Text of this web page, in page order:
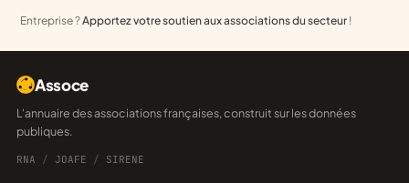
Entreprise ?Apportez votre soutien aux associations du secteur !
Assoce
L'annuaire des associations françaises, construit sur les données
publiques.
RNA / JOAFE / SIRENE